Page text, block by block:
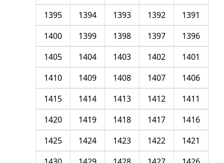
1391
1392
1393
1394
1395
1396
1397
1398
1399
1400
1401
1402
1403
1404
1405
1406
1407
1408
1409
1410
1411
1412
1413
1414
1415
1416
1417
1418
1419
1420
1421
1422
1423
1424
1425